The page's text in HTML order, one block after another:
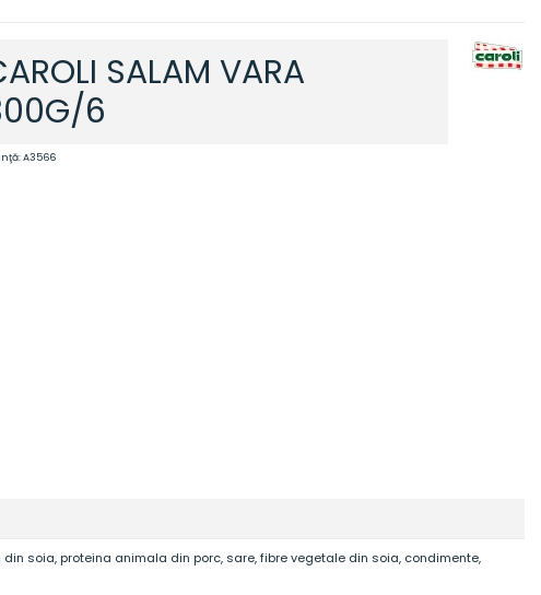
SALAM VARA
6
A3566
soia, proteina animala din porc, sare, fibre vegetale din soia, condimente,